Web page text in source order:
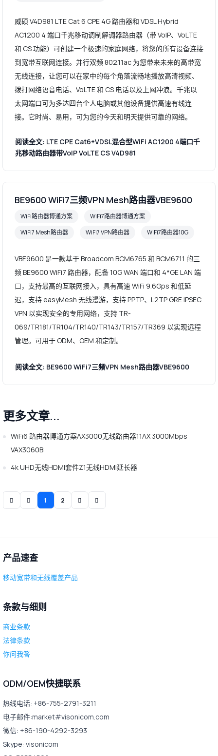
威硕 V4D981 LTE Cat 6 CPE 4G 路由器和 VDSL Hybrid
AC1200 4 端口千兆移动调制解调器路由器（带 VoIP、VoLTE
和 CS 功能）可创建一个极速的家庭网络，将您的所有设备连接
到宽带互联网连接。并行双频 802.11ac 为您带来未来的高带宽
无线连接，让您可以在家中的每个角落流畅地播放高清视频、
拨打网络语音电话、VoLTE 和 CS 电话以及上网冲浪。千兆以
太网端口可为多达四台个人电脑或其他设备提供高速有线连
接。它时尚、易用，可为您的今天和明天提供可靠的网络。
阅读全文: LTE CPE Cat6+VDSL混合型WiFi AC1200 4端口千
兆移动路由器带VoIP VoLTE CS V4D981
BE9600 WiFi7三频VPN Mesh路由器VBE9600
WiFi路由器博通方案
WiFi7路由器博通方案
WiFi7 Mesh路由器
WiFi7 VPN路由器 WiFi7路由器10G
VBE9600 是一款基于 Broadcom BCM6765 和 BCM6711 的三
频 BE9600 WiFi7 路由器，配备 10G WAN 端口和 4*GE LAN 端
口，支持最高的互联网接入，具有高速 WiFi 9.6Gps 和低延
迟，支持 easyMesh 无线漫游，支持 PPTP、L2TP GRE IPSEC
VPN 以实现安全的专用网络，支持 TR-
069/TR181/TR104/TR140/TR143/TR157/TR369 以实现远程
管理。可用于 ODM、OEM 和定制。
阅读全文: BE9600 WiFi7三频VPN Mesh路由器VBE9600
更多文章...
WiFi6 路由器博通方案AX3000无线路由器11AX 3000Mbps
VAX3060B
4k UHD无线HDMI套件Z1无线HDMI延长器
1 2
产品速查
移动宽带和无线覆盖产品
条款与细则
商业条款
法律条款
你问我答
ODM/OEM快捷联系
热线电话: +86-755-2791-3211
电子邮件:market#visonicom.com
微信: +86-190-4292-3293
Skype: visonicom